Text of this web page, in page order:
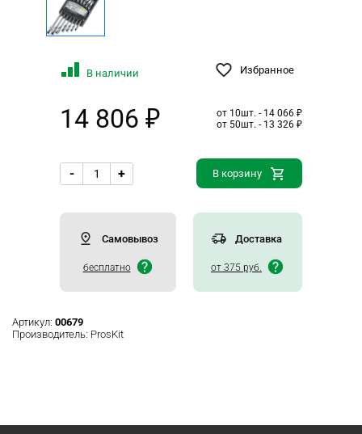
В наличии Избранное
14 806 ₽
от 10шт. - 14 066 ₽
от 50шт. - 13 326 ₽
- + В корзину
Самовывоз
бесплатно
Доставка
от 375 руб.
Артикул: 00679
Производитель: ProsKit